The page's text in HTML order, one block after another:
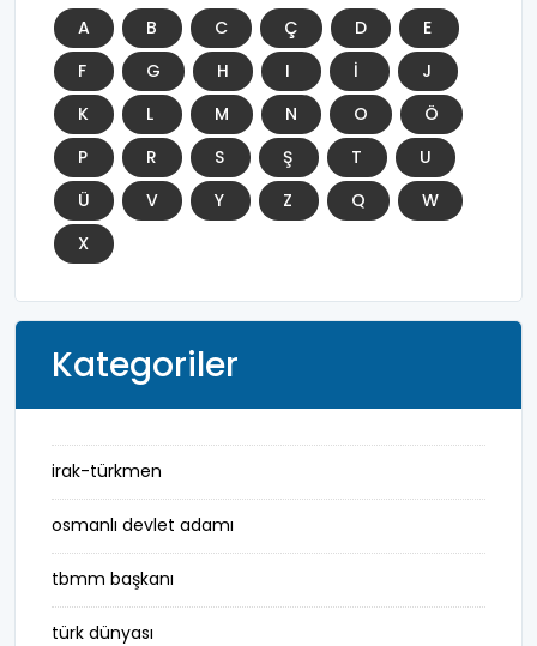
A B C Ç D
E
F
G H I İ
J
K
L M N O
Ö
P
R S Ş T
U
Ü
V Y Z Q
W
X
Kategoriler
irak-türkmen
osmanlı devlet adamı
tbmm başkanı
türk dünyası